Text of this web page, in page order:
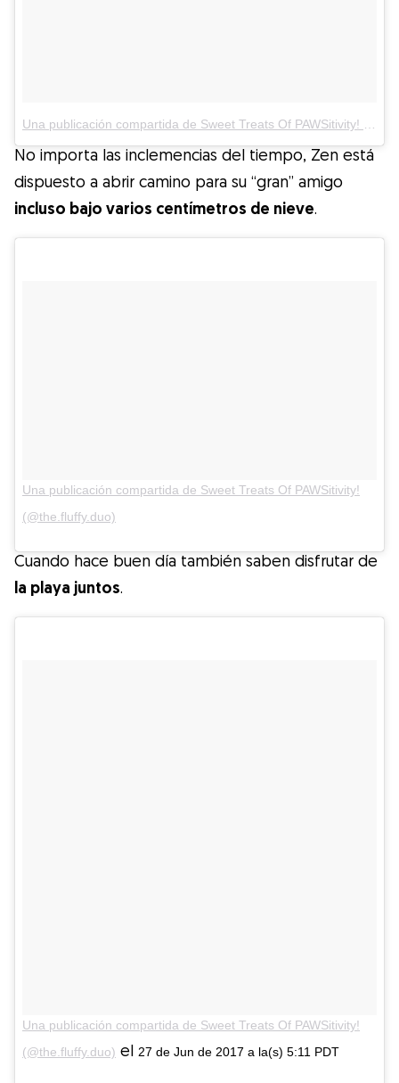
No importa las inclemencias del tiempo, Zen está
dispuesto a abrir camino para su “gran” amigo
incluso bajo varios centímetros de nieve.
Una publicación compartida de Sweet Treats Of PAWSitivity!
(@the.fluffy.duo)
Cuando hace buen día también saben disfrutar de
la playa juntos.
Una publicación compartida de Sweet Treats Of PAWSitivity!
(@the.fluffy.duo) el 27 de Jun de 2017 a la(s) 5:11 PDT